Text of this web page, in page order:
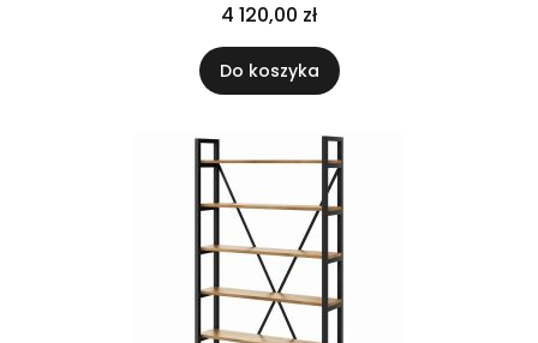
4 120,00 zł
Do koszyka